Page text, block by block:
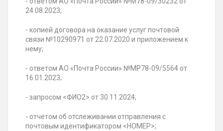
24.08.2023;
- копией договора на оказание услугпочтовой
связи №10290971 от 22.07.2020 и приложением к
нему;
- ответом АО «Почта России» №МР78-09/5564 от
16.01.2023;
- запросом <ФИО2> от 30.11.2024;
- отчетом об отслеживании отправления с
почтовым идентификатором <НОМЕР>;